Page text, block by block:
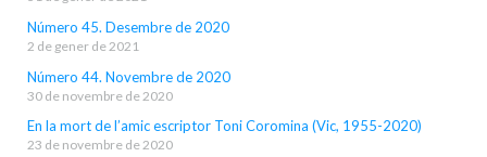
Número 45. Desembre de 2020
2 de gener de 2021
Número 44. Novembre de 2020
30 de novembre de 2020
En la mort de l’amic escriptor Toni Coromina (Vic, 1955-2020)
23 de novembre de 2020